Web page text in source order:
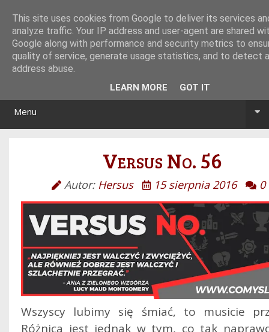
Menu
Versus No. 56
Autor: Hersus 15 sierpnia 2016 0
Wszyscy lubimy się śmiać, to musicie
Różnica jest jednak w tym, co tak
This site uses cookies from Google to deliver its services
analyze traffic. Your IP address and user-agent are shared
Google along with performance and security metrics to
quality of service, generate usage statistics, and to detect
address abuse.
LEARN MORE GOT IT